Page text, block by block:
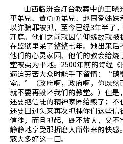
山西临汾金灯台教案中的王晓
平弟兄、董勇勇弟兄、赵国爱姊妹
以诈骗罪被抓，至今已经3年半了
开庭。他们之前就因信仰缘故就
在监狱里呆了整整七年。她出来
他们的心灵家园、他们的教会给烧
堂被夷为平地。 2500年前的诗经
逼迫劳苦大众时能手下留情：“鸱
室。”（政府啊，政府啊，你既然
就不要再毁坏我们的教堂。）但是
还要把信徒的精神家园给毁了；不
还要回过头来再次抓捕你们这些
信徒，而且抓起，既不放人，又不
静静地享受那折磨人所带来的快感
寇大多好这一口。